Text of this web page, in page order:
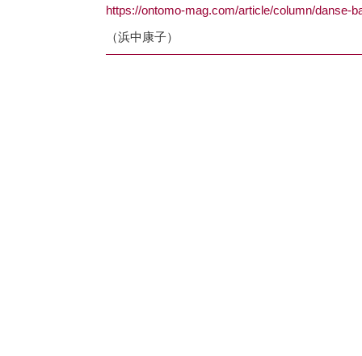
https://ontomo-mag.com/article/column/danse-
（浜中康子）